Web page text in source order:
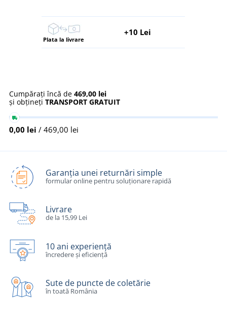
Plata la livrare
+10 Lei
Cumpărați încă de 469,00 lei
și obțineți TRANSPORT GRATUIT
0,00 lei / 469,00 lei
Garanția unei returnări simple
formular online pentru soluționare rapidă
Livrare
de la 15,99 Lei
10 ani experiență
încredere și eficiență
Sute de puncte de coletărie
în toată România